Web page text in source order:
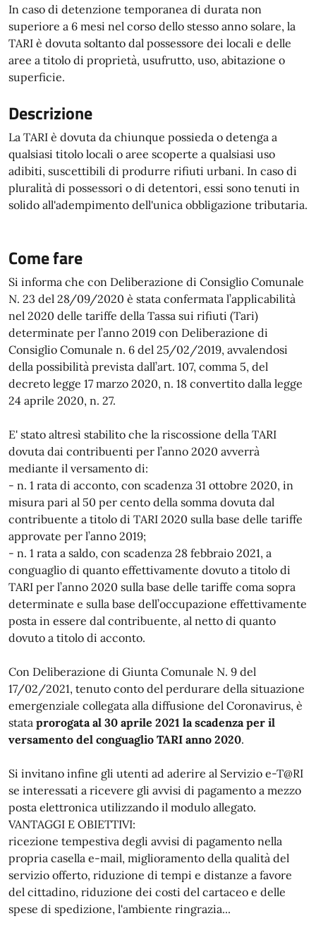
In caso di detenzione temporanea di durata non
superiore a 6 mesi nel corso dello stesso anno solare, la
TARI è dovuta soltanto dal possessore dei locali e delle
aree a titolo di proprietà, usufrutto, uso, abitazione o
superficie.
Descrizione
La TARI è dovuta da chiunque possieda o detenga a
qualsiasi titolo locali o aree scoperte a qualsiasi uso
adibiti, suscettibili di produrre rifiuti urbani. In caso di
pluralità di possessori o di detentori, essi sono tenuti in
solido all'adempimento dell'unica obbligazione tributaria.
Come fare
Si informa che con Deliberazione di Consiglio Comunale
N. 23 del 28/09/2020 è stata confermata l’applicabilità
nel 2020 delle tariffe della Tassa sui rifiuti (Tari)
determinate per l’anno 2019 con Deliberazione di
Consiglio Comunale n. 6 del 25/02/2019, avvalendosi
della possibilità prevista dall’art. 107, comma 5, del
decreto legge 17 marzo 2020, n. 18 convertito dalla legge
24 aprile 2020, n. 27.
E' stato altresì stabilito che la riscossione della TARI
dovuta dai contribuenti per l’anno 2020 avverrà
mediante il versamento di:
- n. 1 rata di acconto, con scadenza 31 ottobre 2020, in
misura pari al 50 per cento della somma dovuta dal
contribuente a titolo di TARI 2020 sulla base delle tariffe
approvate per l’anno 2019;
- n. 1 rata a saldo, con scadenza 28 febbraio 2021, a
conguaglio di quanto effettivamente dovuto a titolo di
TARI per l’anno 2020 sulla base delle tariffe coma sopra
determinate e sulla base dell’occupazione effettivamente
posta in essere dal contribuente, al netto di quanto
dovuto a titolo di acconto.
Con Deliberazione di Giunta Comunale N. 9 del
17/02/2021, tenuto conto del perdurare della situazione
emergenziale collegata alla diffusione del Coronavirus, è
stata prorogata al 30 aprile 2021 la scadenza per il
versamento del conguaglio TARI anno 2020.
Si invitano infine gli utenti ad aderire al Servizio e-T@RI
se interessati a ricevere gli avvisi di pagamento a mezzo
posta elettronica utilizzando il modulo allegato.
VANTAGGI E OBIETTIVI:
ricezione tempestiva degli avvisi di pagamento nella
propria casella e-mail, miglioramento della qualità del
servizio offerto, riduzione di tempi e distanze a favore
del cittadino, riduzione dei costi del cartaceo e delle
spese di spedizione, l'ambiente ringrazia...